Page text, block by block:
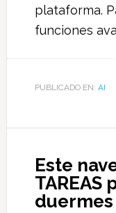
plataforma.
funciones
PUBLICADO EN: AI
Este
TAREAS
duermes